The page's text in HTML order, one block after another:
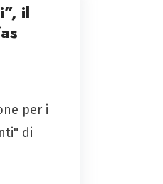
il
per i
di